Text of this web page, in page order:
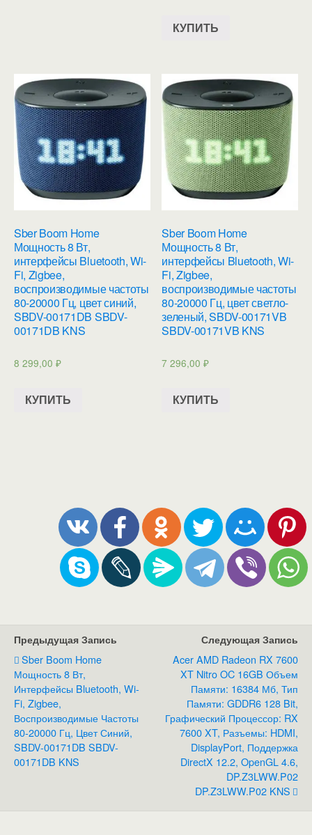
КУПИТЬ
Sber Boom Home
Мощность 8 Вт,
интерфейсы Bluetooth, Wi-
Fi, Zigbee,
воспроизводимые частоты
80-20000 Гц, цвет синий,
SBDV-00171DB SBDV-
00171DB KNS
8 299,00 ₽
КУПИТЬ
Sber Boom Home
Мощность 8 Вт,
интерфейсы Bluetooth, Wi-
Fi, Zigbee,
воспроизводимые частоты
80-20000 Гц, цвет светло-
зеленый, SBDV-00171VB
SBDV-00171VB KNS
7 296,00₽
КУПИТЬ
Предыдущая Запись
Sber Boom Home
Мощность 8 Вт,
Интерфейсы Bluetooth, Wi-
Fi, Zigbee,
Воспроизводимые Частоты
80-20000 Гц, Цвет Синий,
SBDV-00171DB SBDV-
00171DB KNS
Следующая Запись
Acer AMD Radeon RX 7600
XT Nitro OC 16GB Объем
Памяти: 16384 Мб, Тип
Памяти: GDDR6 128 Bit,
Графический Процессор: RX
7600 XT, Разъемы: HDMI,
DisplayPort, Поддержка
DirectX 12.2, OpenGL 4.6,
DP.Z3LWW.P02
DP.Z3LWW.P02 KNS